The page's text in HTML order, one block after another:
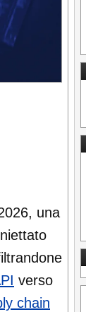
una
verso
chain